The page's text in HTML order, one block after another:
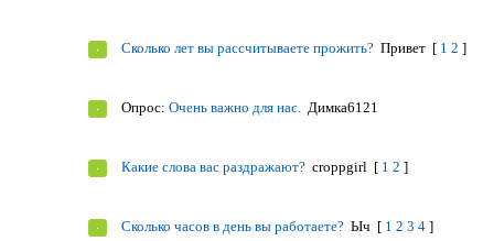
Сколько лет вы рассчитываете прожить? Привет [ 1 2 ]
Опрос: Очень важно для нас. Димка6121
Какие слова вас раздражают? croppgirl [ 1 2 ]
Сколько часов в день вы работаете? Ыч [ 1 2 3 4 ]